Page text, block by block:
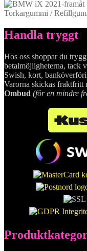
Torkargummi /
Handla tryggt
Hos oss shoppar du
betalmöjligheterna, tack
Swish, kort,
Varorna skickas fraktfritt
Ombud (för en mindre